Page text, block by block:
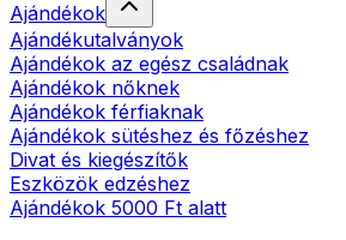
Ajándékok
Ajándékutalványok
Ajándékok az egész családnak
Ajándékok nőknek
Ajándékok férfiaknak
Ajándékok sütéshez és főzéshez
Divat és kiegészítők
Eszközök edzéshez
Ajándékok 5000 Ft alatt